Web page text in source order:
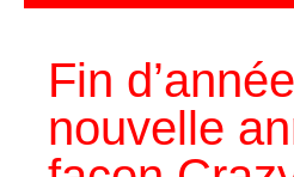
Le Studio Crazy Pole
Les cours
Tarifs des cours
Fin
nouvelle